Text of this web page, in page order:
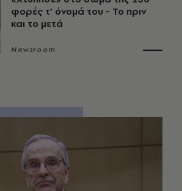
φορές τ’ όνομά του - Το πριν
και το μετά
Newsroom